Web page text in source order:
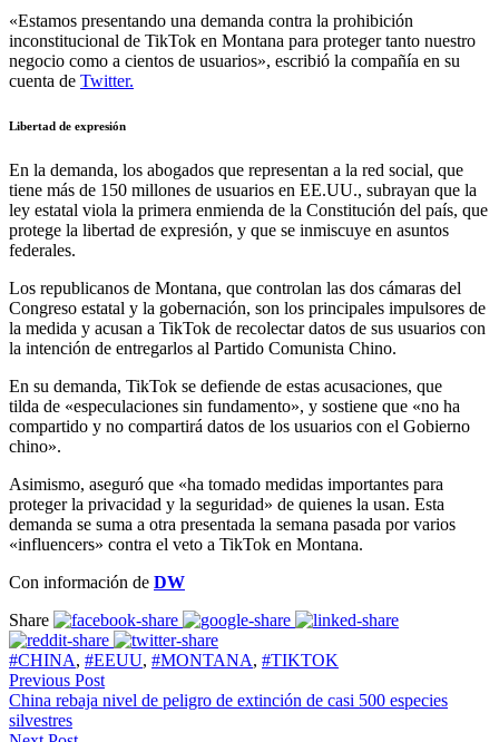
«Estamos presentando una demanda contra la prohibición
inconstitucional de TikTok en Montana para proteger tanto nuestro
negocio como a cientos de usuarios», escribió la compañía en su
cuenta de Twitter.
Libertad de expresión
En la demanda, los abogados que representan a la red social, que
tiene más de 150 millones de usuarios en EE.UU., subrayan que la
ley estatal viola la primera enmienda de la Constitución del país, que
protege la libertad de expresión, y que se inmiscuye en asuntos
federales.
Los republicanos de Montana, que controlan las dos cámaras del
Congreso estatal y la gobernación, son los principales impulsores de
la medida y acusan a TikTok de recolectar datos de sus usuarios con
la intención de entregarlos al Partido Comunista Chino.
En su demanda, TikTok se defiende de estas acusaciones, que
tilda de «especulaciones sin fundamento», y sostiene que «no ha
compartido y no compartirá datos de los usuarios con el Gobierno
chino».
Asimismo, aseguró que «ha tomado medidas importantes para
proteger la privacidad y la seguridad» de quienes la usan. Esta
demanda se suma a otra presentada la semana pasada por varios
«influencers» contra el veto a TikTok en Montana.
Con información de DW
Share
#CHINA, #EEUU, #MONTANA, #TIKTOK
Previous Post
China rebaja nivel de peligro de extinción de casi 500 especies
silvestres